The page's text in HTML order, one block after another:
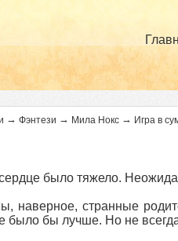
→ Фэнтези → Мила Нокс → Игра в
было тяжело.
наверное, странные
было бы лучше. Но не